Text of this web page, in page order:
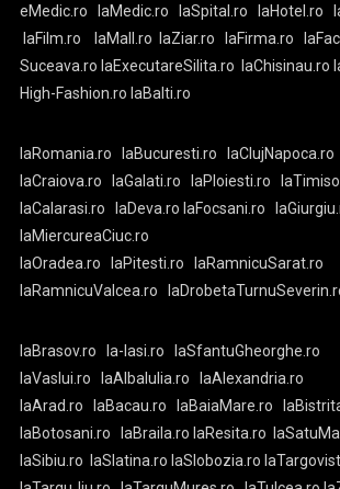
eMedic.ro laMedic.ro laSpital.ro laHotel.ro
laFilm.ro
laMall.ro laZiar.ro laFirma.ro
Suceava.ro laExecutareSilita.ro laChisinau.ro
High-Fashion.ro laBalti.ro
laRomania.ro laBucuresti.ro laClujNapoca.ro
laCraiova.ro
laGalati.ro laPloiesti.ro
laCalarasi.ro
laDeva.ro laFocsani.ro
laMiercureaCiuc.ro
laOradea.ro
laPitesti.ro
laRamnicuSarat.ro
laRamnicuValcea.ro
laBrasov.ro la-Iasi.ro
laSfantuGheorghe.ro
laVaslui.ro
laAlbaIulia.ro
laAlexandria.ro
laArad.ro
laBacau.ro laBaiaMare.ro
laBotosani.ro
laBraila.ro laResita.ro
laSibiu.ro
laSlatina.ro laSlobozia.ro